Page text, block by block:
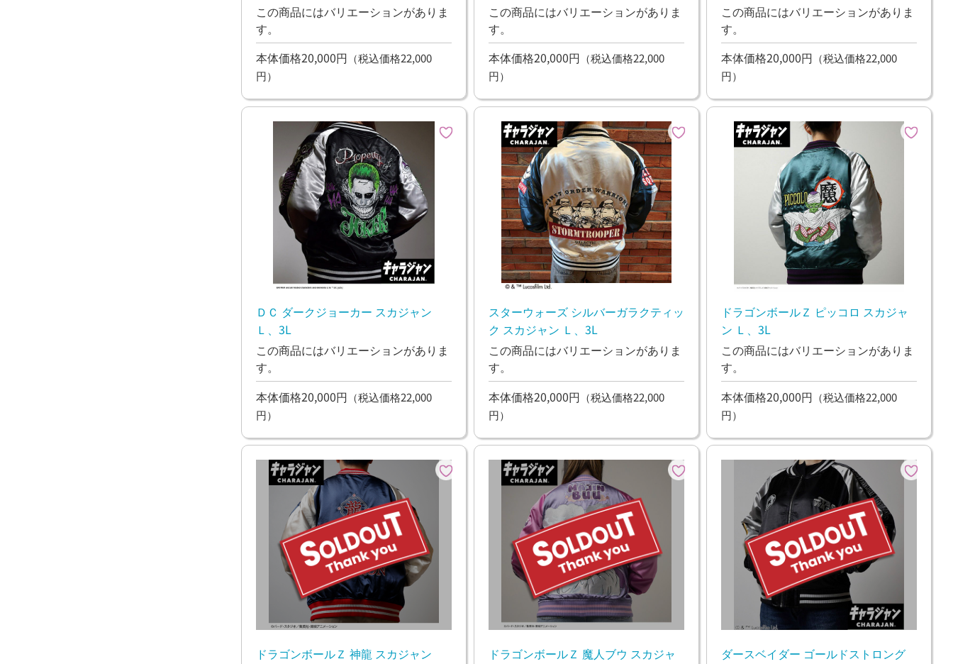
この商品にはバリエーションがありま
す。
本体価格20,000円 （税込価格22,000
円）
この商品にはバリエーションがありま
す。
本体価格20,000円 （税込価格22,000
円）
この商品にはバリエーションがありま
す。
本体価格20,000円 （税込価格22,000
円）
ＤＣ ダークジョーカー スカジャン
Ｌ、3L
この商品にはバリエーションがありま
す。
本体価格20,000円 （税込価格22,000
円）
スターウォーズ シルバーガラクティッ
ク スカジャン Ｌ、3L
この商品にはバリエーションがありま
す。
本体価格20,000円 （税込価格22,000
円）
ドラゴンボールＺ ピッコロ スカジャ
ン Ｌ、3L
この商品にはバリエーションがありま
す。
本体価格20,000円 （税込価格22,000
円）
ドラゴンボールＺ 神龍 スカジャン
ドラゴンボールＺ 魔人ブウ スカジャ
ダースベイダー ゴールドストロング